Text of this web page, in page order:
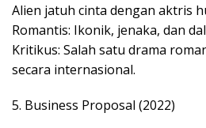
Alien jatuh cinta dengan aktris
Romantis: Ikonik, jenaka, dan
Kritikus: Salah satu drama
secara internasional.
5. Business Proposal (2022)